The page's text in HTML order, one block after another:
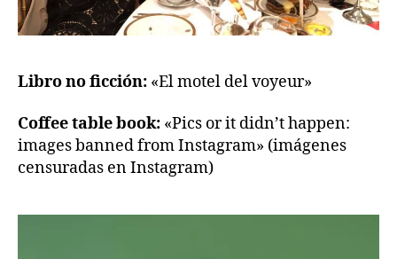
Libro no ficción: «El motel del voyeur»
Coffee table book: «Pics or it didn’t happen:
images banned from Instagram» (imágenes
censuradas en Instagram)